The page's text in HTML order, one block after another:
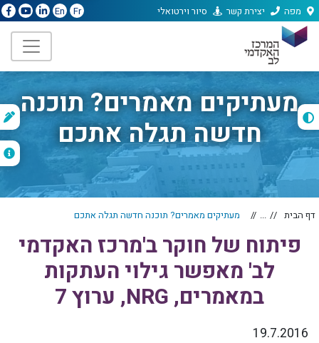
מפה יצירת קשר סיור וירטואלי Fr
En
מעתיקים מאמרים? תוכנה
חדשה תגלה אתכם
דף הבית ... מעתיקים מאמרים? תוכנה חדשה תגלה אתכם
פיתוח של חוקר ב'מרכז האקדמי
לב' מאפשר גילוי העתקות
במאמרים, NRG, ערוץ 7
19.7.2016